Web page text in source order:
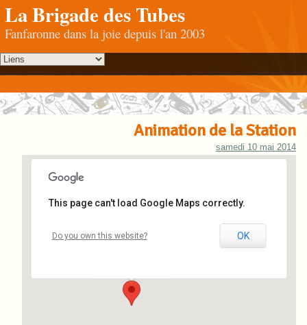
La Brigade des Tubes
Fanfaronne dans la joie depuis l'an 2003
Animation de la Station
samedi 10 mai 2014
La Station
This page can't load Google Maps correctly.
Do you own this website? OK